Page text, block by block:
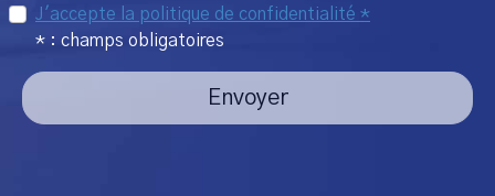
J'accepte la politique de confidentialité *
* : champs obligatoires
Envoyer